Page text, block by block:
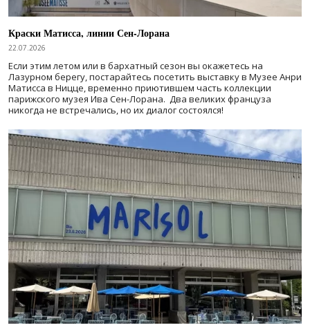
Краски Матисса, линии Сен-Лорана
22.07.2026
Если этим летом или в бархатный сезон вы окажетесь на
Лазурном берегу, постарайтесь посетить выставку в Музее Анри
Матисса в Ницце, временно приютившем часть коллекции
парижского музея Ива Сен-Лорана. Два великих француза
никогда не встречались, но их диалог состоялся!